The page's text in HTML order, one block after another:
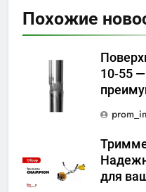
Похожие
10-55
для